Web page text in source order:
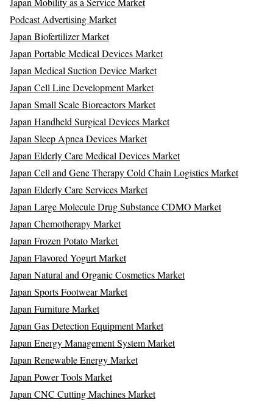
Podcast Advertising Market
Japan Biofertilizer Market
Japan Portable Medical Devices Market
Japan Medical Suction Device Market
Japan Cell Line Development Market
Japan Small Scale Bioreactors Market
Japan Handheld Surgical Devices Market
Japan Sleep Apnea Devices Market
Japan Elderly Care Medical Devices Market
Japan Cell and Gene Therapy Cold Chain Logistics Market
Japan Elderly Care Services Market
Japan Large Molecule Drug Substance CDMO Market
Japan Chemotherapy Market
Japan Frozen Potato Market
Japan Flavored Yogurt Market
Japan Natural and Organic Cosmetics Market
Japan Sports Footwear Market
Japan Furniture Market
Japan Gas Detection Equipment Market
Japan Energy Management System Market
Japan Renewable Energy Market
Japan Power Tools Market
Japan CNC Cutting Machines Market